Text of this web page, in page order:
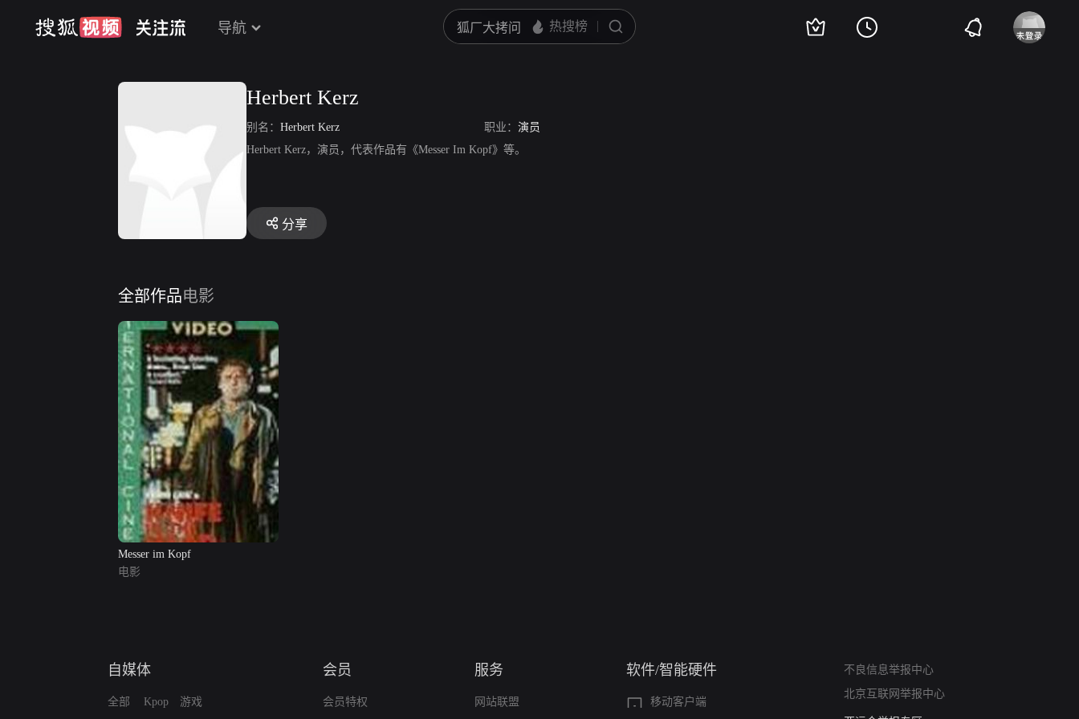
导航
Herbert Kerz
别名： Herbert Kerz 职业： 演员
Herbert Kerz，演员，代表作品有《Messer Im Kopf》等。
分享
全部作品电影
Messer im Kopf
电影
自媒体
全部 Kpop 游戏
会员
会员特权
服务
网站联盟
软件/智能硬件
移动客户端
不良信息举报中心
北京互联网举报中心
算法推荐专项举报